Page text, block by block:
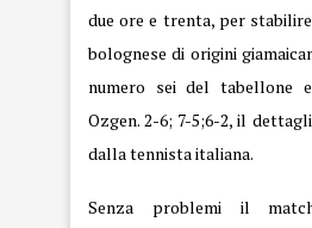
due ore e trenta, per
bolognese di origini
numero sei del tabellone
Ozgen. 2-6; 7-5;6-2, il
dalla tennista italiana.
Senza problemi il